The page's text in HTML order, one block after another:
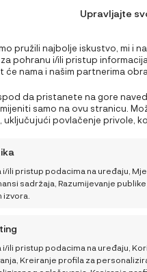
Upravljajte
pružili najbolje iskustvo, mi i
pohranu i/ili pristup
će nama i našim partnerima
ili povlačenje
funkcije.
da pristanete na gore
samo na ovu stranicu.
uključujući povlačenje privole,
i/ili pristup podacima na uređaju,
sadržaja, Razumijevanje
izvora.
i/ili pristup podacima na uređaju,
Kreiranje profila za
Što ponijeti bebi za
obrok na plaži ili izletu?
Nutricionistica donosi 3
Kako pomoći bebi da
lakše podnese vrućine
Kako sigurno putovati